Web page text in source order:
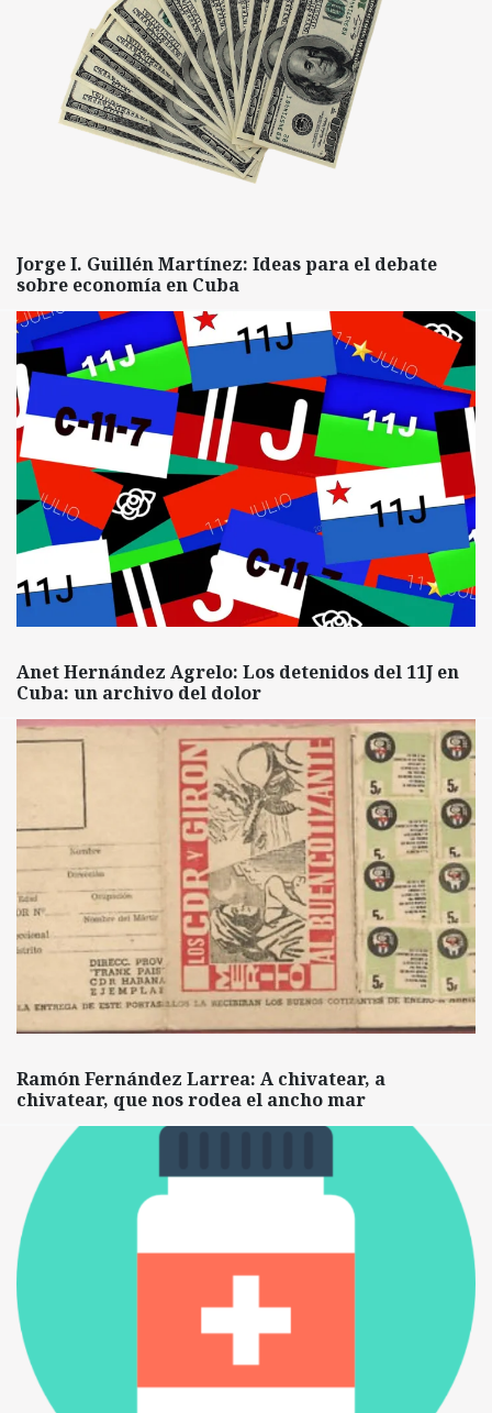
Jorge I. Guillén Martínez: Ideas para el debate
sobre economía en Cuba
Anet Hernández Agrelo: Los detenidos del 11J en
Cuba: un archivo del dolor
Ramón Fernández Larrea: A chivatear, a
chivatear, que nos rodea el ancho mar